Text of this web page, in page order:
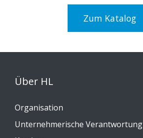
Zum Katalog
Über HL
Organisation
Unternehmerische Verantwortung